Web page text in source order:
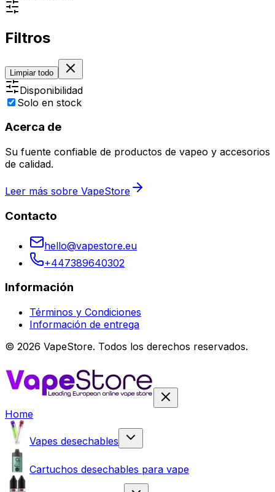
Filtros
Limpiar todo
Disponibilidad
Solo en stock
Acerca de
Su fuente confiable de productos de vapeo y accesorios
de calidad.
Leer más sobre VapeStore
Contacto
hello@vapestore.eu
+447389640302
Información
Términos y Condiciones
Información de entrega
© 2026 VapeStore. Todos los derechos reservados.
Home
Vapes desechables
Cartuchos desechables para vape